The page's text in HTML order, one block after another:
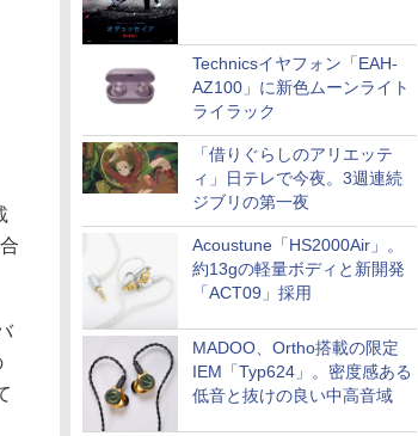
Technicsイヤフォン「EAH-
AZ100」に新色ムーンライト
ライラック
「借りぐらしのアリエッテ
ィ」日テレで今夜。3週連続
ジブリの第一夜
Acoustune「HS2000Air」。
約13gの軽量ボディと新開発
「ACT09」採用
MADOO、Ortho搭載の限定
IEM「Typ624」。密度感ある
低音と抜けの良い中高音域